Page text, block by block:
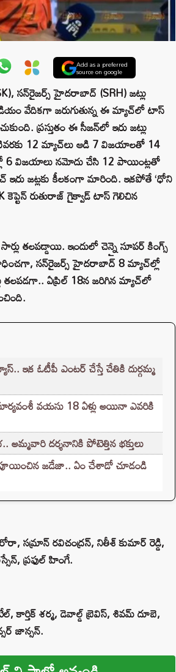
Add as a preferred
source on google
సన్‌రైజర్స్ హైదరాబాద్ (SRH) జట్లు
వేదికగా జరుగుతున్న ఈ మ్యాచ్‌లో టాస్
ప్రస్తుతం ఈ సీజన్‌లో ఇరు జట్లు
12 మ్యాచ్‌లు ఆడి 7 విజయాలతో 14
6 విజయాలు నమోదు చేసి 12 పాయింట్లతో
జట్లకు కీలకంగా మారింది. ఇకపోతే ‘ధోని
రుతురాజ్‌ గైక్వాడ్‌ టాస్‌ గెలిచిన
తలపడ్డాయి. ఇందులో చెన్నై సూపర్ కింగ్స్
సన్‌రైజర్స్ హైదరాబాద్ 8 మ్యాచ్‌ల్లో
ఏప్రిల్ 18న జరిగిన మ్యాచ్‌లో
ఇక ఓటీపీ ఎంటర్ చేస్తే చేతికి దుర్గమ్మ
వయసు 18 ఏళ్లు అయినా ఎవరికి
దర్శనానికి పోటెత్తిన భక్తులు
పూయించిన జడేజా.. ఏం చేశాడో చూడండి
సమ్రాన్ రవిచంద్రన్, నితీశ్ కుమార్ రెడ్డి,
ప్రఫుల్ హింగే.
కార్తిక్ శర్మ, డెవాల్డ్ బ్రెవిస్, శివమ్ దూబె,
జాన్సన్.